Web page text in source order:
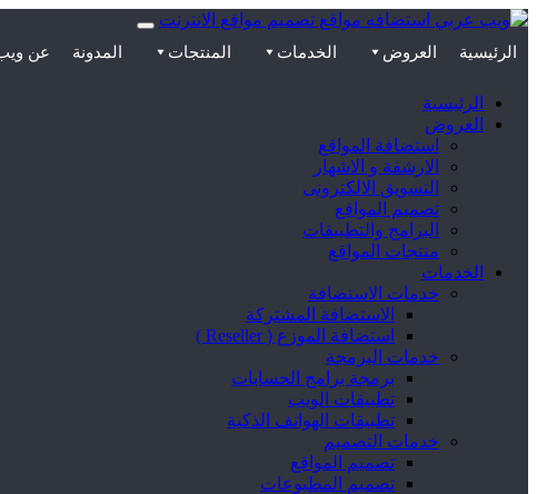
الرئيسية العروض الخدمات المنتجات المدونة عن
الرئيسية
العروض
استضافة المواقع
الارشفة و الاشهار
التسويق الالكترونى
تصميم المواقع
البرامج والتطبيقات
منتجات المواقع
الخدمات
خدمات الاستضافة
الاستضافة المشتركة
استضافة الموزع ( Reseller )
خدمات البرمجة
برمجة برامج الحسابات
تطبيقات الويب
تطبيقات الهواتف الذكية
خدمات التصميم
تصميم المواقع
تصميم المطبوعات